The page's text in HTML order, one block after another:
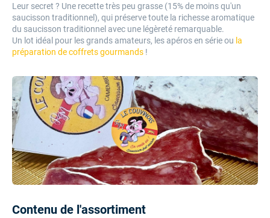
Leur secret ? Une recette très peu grasse (15% de moins qu'un
saucisson traditionnel), qui préserve toute la richesse aromatique
du saucisson traditionnel avec une légèreté remarquable.
Un lot idéal pour les grands amateurs, les apéros en série ou la
préparation de coffrets gourmands !
Contenu de l'assortiment